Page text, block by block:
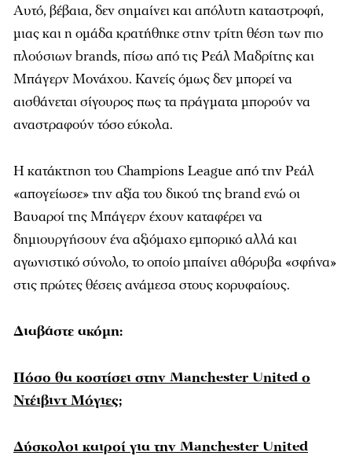
Αυτό, βέβαια, δεν σημαίνει και απόλυτη καταστροφή,
μιας και η ομάδα κρατήθηκε στην τρίτη θέση των πιο
πλούσιων brands, πίσω από τις Ρεάλ Μαδρίτης και
Μπάγερν Μονάχου. Κανείς όμως δεν μπορεί να
αισθάνεται σίγουρος πως τα πράγματα μπορούν να
αναστραφούν τόσο εύκολα.
Η κατάκτηση του Champions League από την Ρεάλ
«απογείωσε» την αξία του δικού της brand ενώ οι
Βαυαροί της Μπάγερν έχουν καταφέρει να
δημιουργήσουν ένα αξιόμαχο εμπορικό αλλά και
αγωνιστικό σύνολο, το οποίο μπαίνει αθόρυβα «σφήνα»
στις πρώτες θέσεις ανάμεσα στους κορυφαίους.
Διαβάστε ακόμη:
Πόσο θα κοστίσει στην Manchester United o
Ντέιβιντ Μόγιες;
Δύσκολοι καιροί για την Manchester United